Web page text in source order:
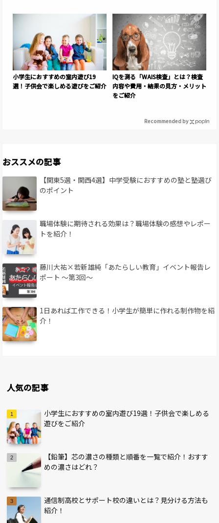
小学生におすすめの室内遊び19
選！子供会で楽しめる遊びをご紹介
IQを測る「WAIS検査」とは？検査
内容や費用・結果の見方・メリット
をご紹介
Recommended by
おススメの記事
【関東5選・関西4選】中学受験におすすめの塾と塾選び
のポイント
職場体験に期待される効果は？職場体験の感想やレポー
トを紹介！
藤川大祐×若新雄純「あたらしい教育」イベント報告レ
ポート 〜第3回〜
1日あれば工作できる！小学生が簡単に作れる制作物を紹
介！
人気の記事
小学生におすすめの室内遊び19選！子供会で楽しめる
遊びをご紹介
【鉛筆】芯の濃さの種類と順番を一覧で紹介！おすす
めの濃さはどれ？
通信制高校とサポート校の違いとは？見分ける方法も
紹介！